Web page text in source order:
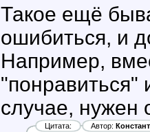
Такое ещё
ошибиться, и
Например,
"понравиться"
случае, нужен
Цитата: Автор: